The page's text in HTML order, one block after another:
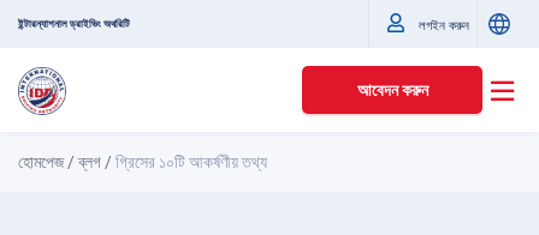
ইন্টারন্যাশনাল ড্রাইভিং অথরিটি লগইন করুন
আবেদন করুন
হোমপেজ/ব্লগ /গ্রিসের ১০টি আকর্ষণীয় তথ্য